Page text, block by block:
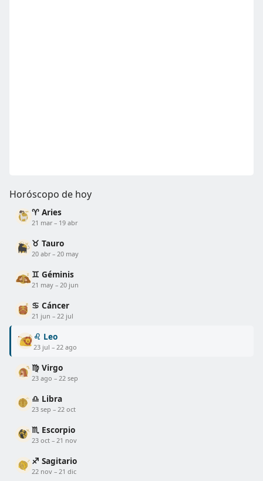
Horóscopo de hoy
♈ Aries
21 mar – 19 abr
♉ Tauro
20 abr – 20 may
♊ Géminis
21 may – 20 jun
♋ Cáncer
21 jun – 22 jul
♌ Leo
23 jul – 22 ago
♍ Virgo
23 ago – 22 sep
♎ Libra
23 sep – 22 oct
♏ Escorpio
23 oct – 21 nov
♐ Sagitario
22 nov – 21 dic